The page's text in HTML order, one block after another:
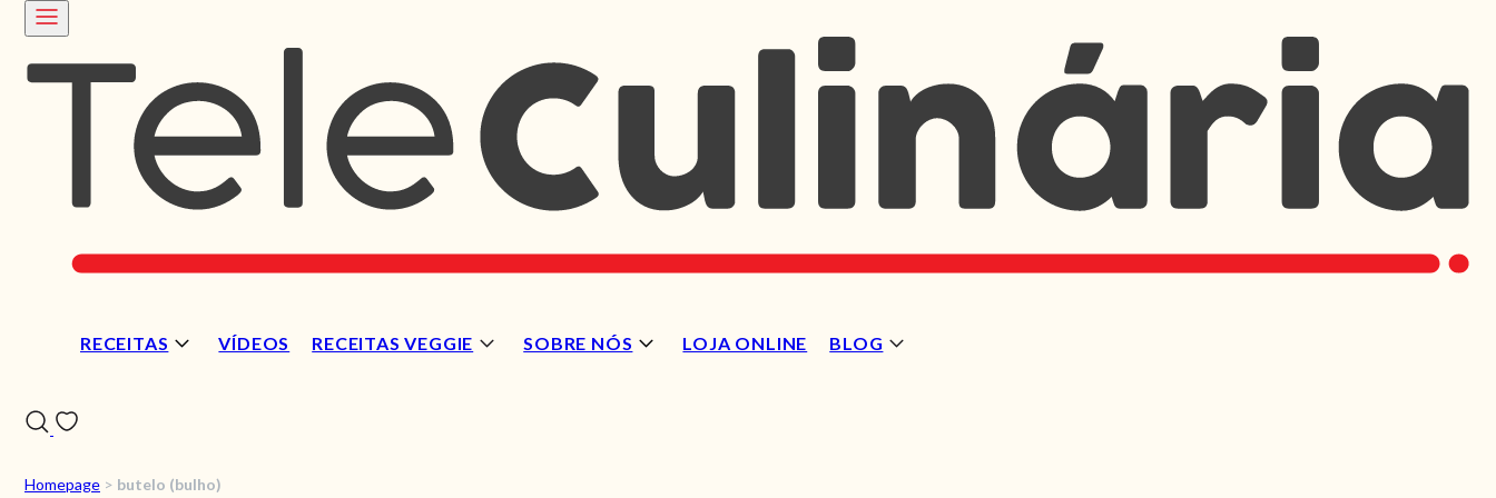
RECEITAS VÍDEOS RECEITAS VEGGIE SOBRE NÓS LOJA ONLINE BLOG
Homepage > butelo (bulho)